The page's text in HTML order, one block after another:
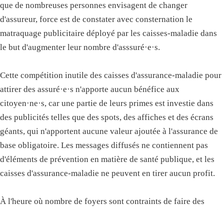
que de nombreuses personnes envisagent de changer
d'assureur, force est de constater avec consternation le
matraquage publicitaire déployé par les caisses-maladie dans
le but d'augmenter leur nombre d'asssuré·e·s.
Cette compétition inutile des caisses d'assurance-maladie pour
attirer des assuré·e·s n'apporte aucun bénéfice aux
citoyen·ne·s, car une partie de leurs primes est investie dans
des publicités telles que des spots, des affiches et des écrans
géants, qui n'apportent aucune valeur ajoutée à l'assurance de
base obligatoire. Les messages diffusés ne contiennent pas
d'éléments de prévention en matière de santé publique, et les
caisses d'assurance-maladie ne peuvent en tirer aucun profit.
À l'heure où nombre de foyers sont contraints de faire des